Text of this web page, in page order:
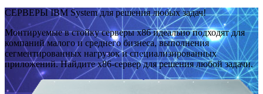
СЕРВЕРЫ IBM System для решения любых задач!
Монтируемые в стойку серверы x86 идеально подходят для
компаний малого и среднего бизнеса, выполнения
сегментированных нагрузок и специализированных
приложений. Найдите x86-сервер для решения любой задачи.